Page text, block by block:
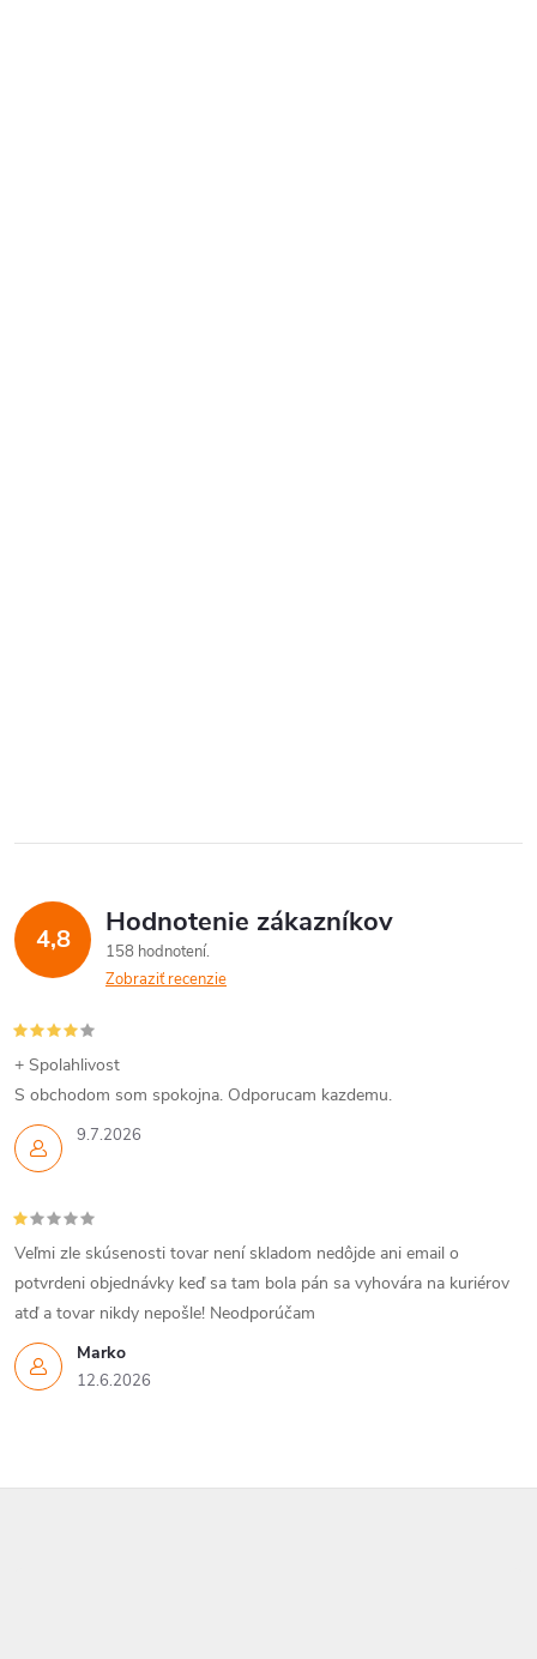
4,8 Hodnotenie zákazníkov
158 hodnotení
Zobraziť recenzie
9.7.2026
+ Spolahlivost
S obchodom som spokojna. Odporucam kazdemu.
Marko
12.6.2026
Veľmi zle skúsenosti tovar není skladom nedôjde ani email o
potvrdeni objednávky keď sa tam bola pán sa vyhovára na kuriérov
atď a tovar nikdy nepošle! Neodporúčam